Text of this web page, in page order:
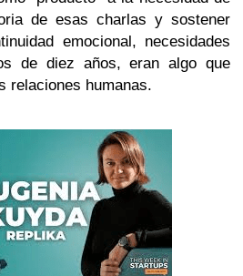
de esas charlas y sostener
emocional, necesidades
de diez años, eran algo que
relaciones humanas.